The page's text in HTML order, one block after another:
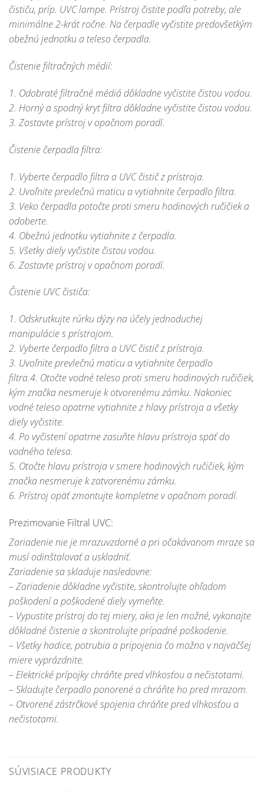
čističu, príp. UVC lampe. Prístroj čistite podľa potreby, ale
minimálne 2-krát ročne. Na čerpadle vyčistite predovšetkým
obežnú jednotku a teleso čerpadla.
Čistenie filtračných médií:
1. Odobraté filtračné médiá dôkladne vyčistite čistou vodou.
2. Horný a spodný kryt filtra dôkladne vyčistite čistou vodou.
3. Zostavte prístroj v opačnom poradí.
Čistenie čerpadla filtra:
1. Vyberte čerpadlo filtra a UVC čistič z prístroja.
2. Uvoľnite prevlečnú maticu a vytiahnite čerpadlo filtra.
3. Veko čerpadla potočte proti smeru hodinových ručičiek a
odoberte.
4. Obežnú jednotku vytiahnite z čerpadla.
5. Všetky diely vyčistite čistou vodou.
6. Zostavte prístroj v opačnom poradí.
Čistenie UVC čističa:
1. Odskrutkujte rúrku dýzy na účely jednoduchej
manipulácie s prístrojom.
2. Vyberte čerpadlo filtra a UVC čistič z prístroja.
3. Uvoľnite prevlečnú maticu a vytiahnite čerpadlo
filtra.4. Otočte vodné teleso proti smeru hodinových ručičiek,
kým značka nesmeruje k otvorenému zámku. Nakoniec
vodné teleso opatrne vytiahnite z hlavy prístroja a všetky
diely vyčistite.
4. Po vyčistení opatrne zasuňte hlavu prístroja späť do
vodného telesa.
5. Otočte hlavu prístroja v smere hodinových ručičiek, kým
značka nesmeruje k zatvorenému zámku.
6. Prístroj opäť zmontujte kompletne v opačnom poradí.
Prezimovanie Filtral UVC:
Zariadenie nie je mrazuvzdorné a pri očakávanom mraze sa
musí odinštalovať a uskladniť.
Zariadenie sa skladuje nasledovne:
– Zariadenie dôkladne vyčistite, skontrolujte ohľadom
poškodení a poškodené diely vymeňte.
– Vypustite prístroj do tej miery, ako je len možné, vykonajte
dôkladné čistenie a skontrolujte prípadné poškodenie.
– Všetky hadice, potrubia a pripojenia čo možno v najväčšej
miere vyprázdnite.
– Elektrické prípojky chráňte pred vlhkosťou a nečistotami.
– Skladujte čerpadlo ponorené a chráňte ho pred mrazom.
– Otvorené zástrčkové spojenia chráňte pred vlhkosťou a
nečistotami.
SÚVISIACE PRODUKTY